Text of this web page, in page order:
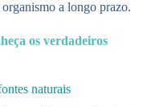
a longo prazo.
os verdadeiros
naturais